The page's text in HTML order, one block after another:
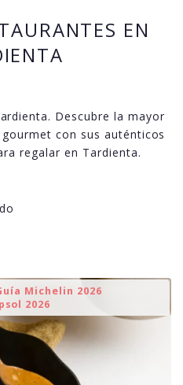
EN
Descubre la mayor
con sus auténticos
regalar en Tardienta.
Michelin 2026
2026